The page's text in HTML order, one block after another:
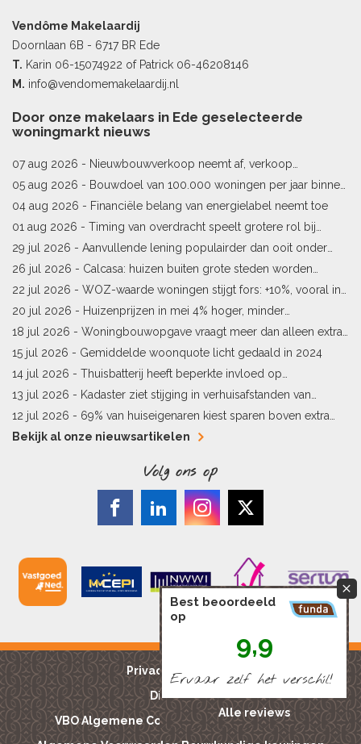
Vendôme Makelaardij
Doornlaan 6B - 6717 BR Ede
T. Karin 06-15074922 of Patrick 06-46208146
M. info@vendomemakelaardij.nl
Door onze makelaars in Ede geselecteerde
woningmarkt nieuws
07 aug 2026 - Nieuwbouwverkoop neemt af, verkoop
bestaande woningen stijgt
05 aug 2026 - Bouwdoel van 100.000 woningen per jaar binnen
bereik
04 aug 2026 - Financiële belang van energielabel neemt toe
01 aug 2026 - Timing van overdracht speelt grotere rol bij
woningprijs
29 jul 2026 - Aanvullende lening populairder dan ooit onder
starters
26 jul 2026 - Calcasa: huizen buiten grote steden worden
sneller meer waard
22 jul 2026 - WOZ-waarde woningen stijgt fors: +10%, vooral in
Limburg en Pekela
20 jul 2026 - Huizenprijzen in mei 4% hoger, minder
woningverkopen
18 jul 2026 - Woningbouwopgave vraagt meer dan alleen extra
vergunningen
15 jul 2026 - Gemiddelde woonquote licht gedaald in 2024
14 jul 2026 - Thuisbatterij heeft beperkte invloed op
energielabel
13 jul 2026 - Kadaster ziet stijging in verhuisafstanden van
kopers
12 jul 2026 - 69% van huiseigenaren kiest sparen boven extra
hypotheekaflossing
Bekijk al onze nieuwsartikelen
Volg ons op
Privacy reglement
Disclaimer
VBO Algemene Consumentenvoorwaarden
Best beoordeeld
op
9,9
Ervaar zelf het verschíl!
Alle reviews